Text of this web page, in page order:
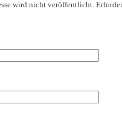
wird nicht veröffentlicht.